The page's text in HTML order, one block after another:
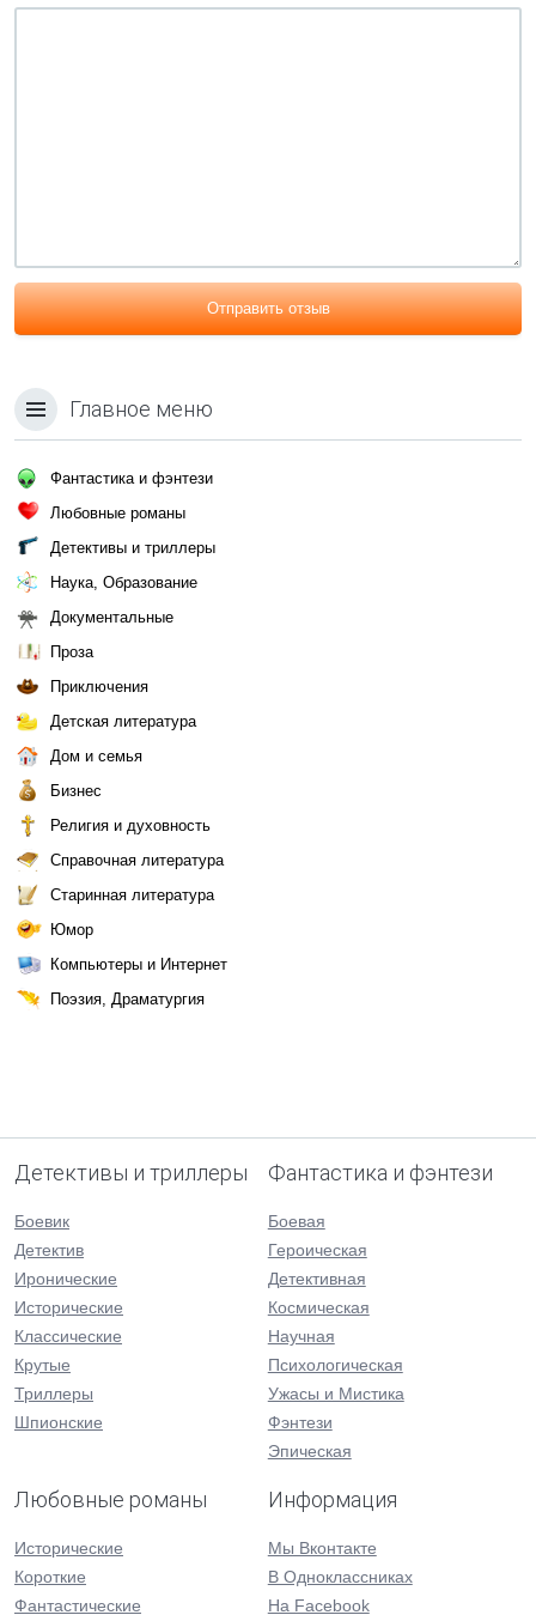
Отправить отзыв
Главное меню
Фантастика и фэнтези
Любовные романы
Детективы и триллеры
Наука, Образование
Документальные
Проза
Приключения
Детская литература
Дом и семья
Бизнес
Религия и духовность
Справочная литература
Старинная литература
Юмор
Компьютеры и Интернет
Поэзия, Драматургия
Детективы и триллеры
Боевик
Детектив
Иронические
Исторические
Классические
Крутые
Триллеры
Шпионские
Фантастика и фэнтези
Боевая
Героическая
Детективная
Космическая
Научная
Психологическая
Ужасы и Мистика
Фэнтези
Эпическая
Любовные романы
Исторические
Короткие
Фантастические
Информация
Мы Вконтакте
В Одноклассниках
На Facebook